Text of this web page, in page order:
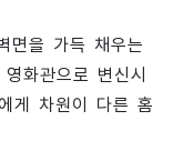
면을 가득 채우는
화관으로 변신시
게 차원이 다른 홈